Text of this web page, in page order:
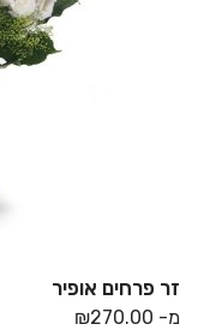
זר פרחים אופיר
מ- ₪270.00